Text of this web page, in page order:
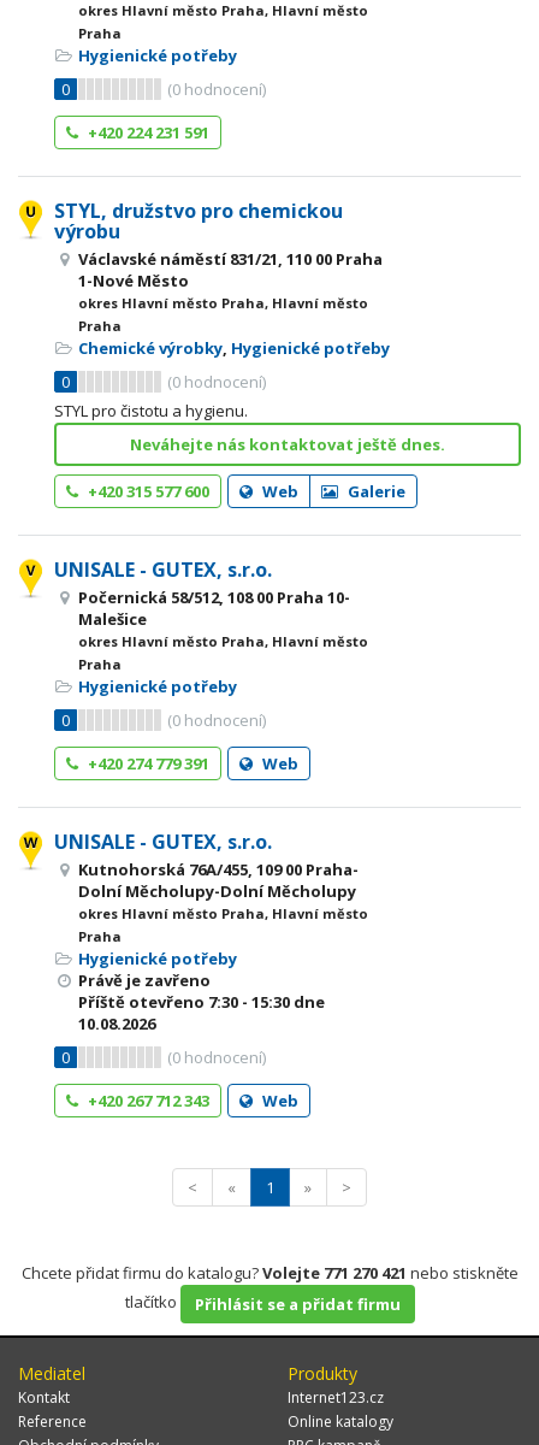
okres Hlavní město Praha, Hlavní město
Praha
Hygienické potřeby
0
(0 hodnocení)
+420 224 231 591
STYL, družstvo pro chemickou
výrobu
Václavské náměstí 831/21, 110 00 Praha
1-Nové Město
okres Hlavní město Praha, Hlavní město
Praha
Chemické výrobky, Hygienické potřeby
0
(0 hodnocení)
STYL pro čistotu a hygienu.
Neváhejte nás kontaktovat ještě dnes.
+420 315 577 600 Web Galerie
UNISALE - GUTEX, s.r.o.
Počernická 58/512, 108 00 Praha 10-
Malešice
okres Hlavní město Praha, Hlavní město
Praha
Hygienické potřeby
0
(0 hodnocení)
+420 274 779 391
Web
UNISALE - GUTEX, s.r.o.
Kutnohorská 76A/455, 109 00 Praha-
Dolní Měcholupy-Dolní Měcholupy
okres Hlavní město Praha, Hlavní město
Praha
Hygienické potřeby
Právě je zavřeno
Příště otevřeno 7:30 - 15:30 dne
10.08.2026
0
(0 hodnocení)
+420 267 712 343
Web
< « 1 » >
Chcete přidat firmu do katalogu?Volejte 771 270 421 nebo stiskněte
tlačítko
Přihlásit se a přidat firmu
Mediatel
Kontakt
Reference
Produkty
Internet123.cz
Online katalogy